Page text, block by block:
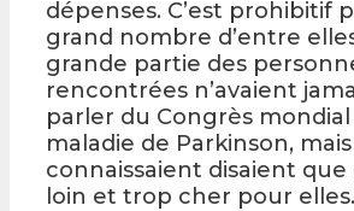
dépenses. C’est prohibitif
grand nombre d’entre
grande partie des
rencontrées n’avaient
parler du Congrès mondial
maladie de Parkinson,
connaissaient disaient que
loin et trop cher pour elles.